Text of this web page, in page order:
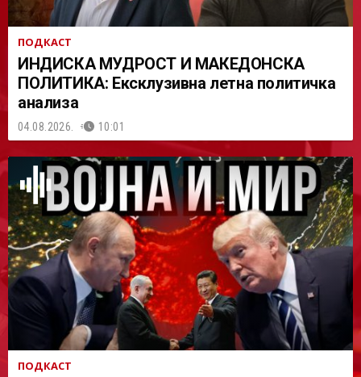
ПОДКАСТ
ИНДИСКА МУДРОСТ И МАКЕДОНСКА
ПОЛИТИКА: Ексклузивна летна политичка
анализа
04.08.2026. 10:01
ПОДКАСТ